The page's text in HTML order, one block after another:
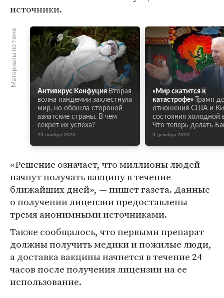
источники.
Материалы по теме
Антивирус Конфуция Вторая
волна пандемии захлестнула
мир, но обошла стороной
азиатские страны. В чем
секрет их успеха?
23 ноября 2020
«Мир скатится к
катастрофе»
Трамп
отношения США и
состояния холодной
Что теперь делать
3 декабря 2020
«Решение означает, что миллионы людей
начнут получать вакцину в течение
ближайших дней», — пишет газета. Данные
о получении лицензии предоставлены
тремя анонимными источниками.
Также сообщалось, что первыми препарат
должны получить медики и пожилые люди,
а доставка вакцины начнется в течение 24
часов после получения лицензии на ее
использование.